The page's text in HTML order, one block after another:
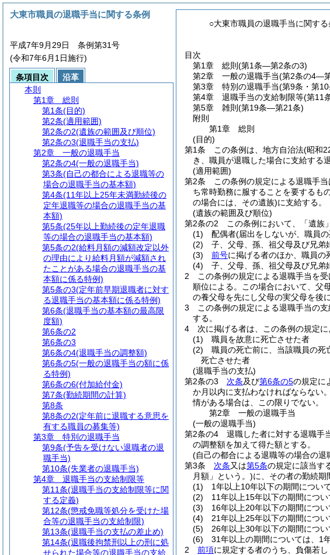
○大東市職員の退職手当に関する
目次
第1章
総則 (第1条―第2条の3)
第2章
一般の退職手当(第2条の4―
第3章
特別の退職手当(第9条・第10
第4章
退職手当の支給制限等(第11
第5章
雑則 (第19条―第21条)
附則
第1章
総則
(目的)
第1条
この条例は、地方自治法(昭和
き、職員が退職した場合に支給する
(適用範囲)
第2条
この条例の規定による退職手当
ち常時勤務に服することを要するも
の場合には、その遺族)に支給する。
(遺族の範囲及び順位)
第2条の2
この条例において、「遺族
(1)
配偶者(届出をしないが、職員
(2)
子、父母、孫、祖父母及び兄
(3)
前号に掲げる者のほか、職員
(4)
子、父母、孫、祖父母及び兄弟
2
この条例の規定による退職手当を受
順位による。
この場合において、父
の養父母を先にし父母の実父母を後に
3
この条例の規定による退職手当の
する。
4
次に掲げる者は、この条例の規定
(1)
職員を故意に死亡させた者
(2)
職員の死亡前に、当該職員の死
死亡させた者
(退職手当の支払)
第2条の3
次条及び第6条の5の規定に
か月以内に支払わなければならない。
情がある場合は、この限りでない。
第2章
一般の退職手当
(一般の退職手当)
第2条の4
退職した者に対する退職手
の調整額を加えて得た額とする。
(自己の都合による退職等の場合の退
第3条
次条又は第5条の規定に該当す
月額」という。)に、その者の勤続期
(1)
1年以上10年以下の期間につい
(2)
11年以上15年以下の期間につ
(3)
16年以上20年以下の期間につ
(4)
21年以上25年以下の期間につ
(5)
26年以上30年以下の期間につ
(6)
31年以上の期間については、1
2
前項に規定する者のうち、負傷若
大東市職員の退職手当に関する条例
平成7年9月29日 条例第31号
(令和7年6月1日施行)
条項目次
沿革
本則
第1章
総則
第1条(目的)
第2条(適用範囲)
第2条の2(遺族の範囲及び順位)
第2条の3(退職手当の支払)
第2章
一般の退職手当
第2条の4(一般の退職手当)
第3条(自己の都合による退職等の
場合の退職手当の基本額)
第4条(11年以上25年未満勤続後の
定年退職等の場合の退職手当の基
本額)
第5条(25年以上勤続後の定年退職
等の場合の退職手当の基本額)
第5条の2(給料月額の減額改定以外
の理由により給料月額が減額され
たことがある場合の退職手当の基
本額に係る特例)
第5条の3(定年前早期退職者に対す
る退職手当の基本額に係る特例)
第6条(退職手当の基本額の最高限
度額)
第6条の2
第6条の3
第6条の4(退職手当の調整額)
第6条の5(一般の退職手当の額に係
る特例)
第6条の6(付加給付金)
第7条(勤続期間の計算)
第8条
第8条の2(定年前に退職する意思を
有する職員の募集等)
第3章
特別の退職手当
第9条(予告を受けない退職者の退
職手当)
第10条(失業者の退職手当)
第4章
退職手当の支給制限等
第11条(退職手当の支給制限等に関
する定義)
第12条(懲戒免職等処分を受けた場
合等の退職手当の支給制限)
第13条(退職手当の支払の差止め)
第14条(退職後拘禁刑以上の刑に処
せられた場合等の退職手当の支給